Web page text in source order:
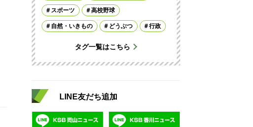
スポーツ 高校野球
自然・いきもの どうぶつ 行政
タグ一覧はこちら
LINE友だち追加